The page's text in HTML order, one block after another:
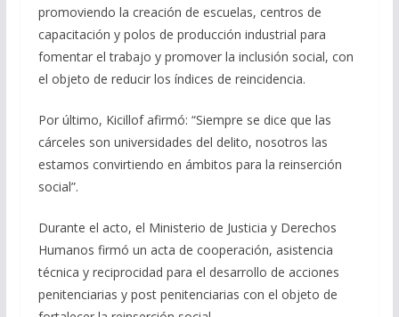
promoviendo la creación de escuelas, centros de
capacitación y polos de producción industrial para
fomentar el trabajo y promover la inclusión social, con
el objeto de reducir los índices de reincidencia.
Por último, Kicillof afirmó: “Siempre se dice que las
cárceles son universidades del delito, nosotros las
estamos convirtiendo en ámbitos para la reinserción
social”.
Durante el acto, el Ministerio de Justicia y Derechos
Humanos firmó un acta de cooperación, asistencia
técnica y reciprocidad para el desarrollo de acciones
penitenciarias y post penitenciarias con el objeto de